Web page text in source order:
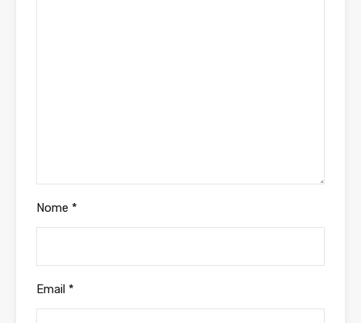
Nome *
Email *